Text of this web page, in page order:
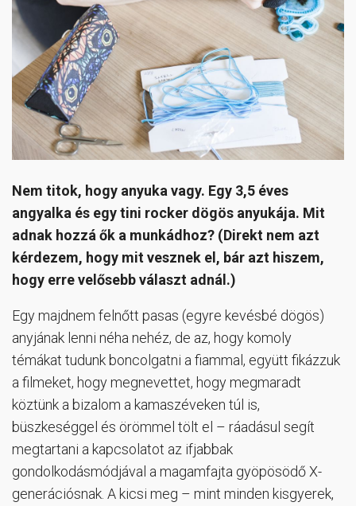
Nem titok, hogy anyuka vagy. Egy 3,5 éves
angyalka és egy tini rocker dögös anyukája. Mit
adnak hozzá ők a munkádhoz? (Direkt nem azt
kérdezem, hogy mit vesznek el, bár azt hiszem,
hogy erre velősebb választ adnál.)
Egy majdnem felnőtt pasas (egyre kevésbé dögös)
anyjának lenni néha nehéz, de az, hogy komoly
témákat tudunk boncolgatni a fiammal, együtt fikázzuk
a filmeket, hogy megnevettet, hogy megmaradt
köztünk a bizalom a kamaszéveken túl is,
büszkeséggel és örömmel tölt el – ráadásul segít
megtartani a kapcsolatot az ifjabbak
gondolkodásmódjával a magamfajta gyöpösödő X-
generációsnak. A kicsi meg – mint minden kisgyerek,